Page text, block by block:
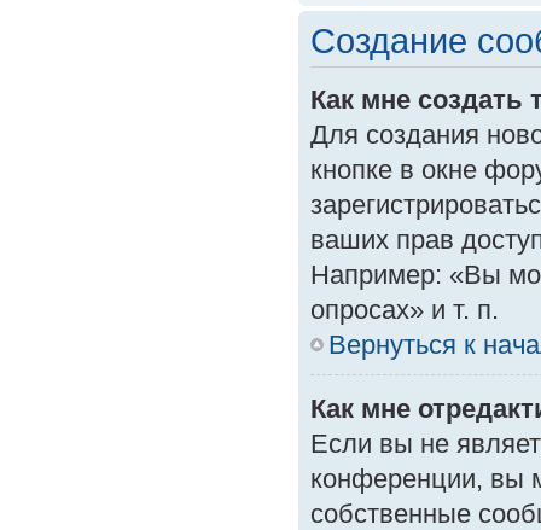
Создание
Как мне создать
Для создания
кнопке в окне
ваших прав
Например: «Вы
опросах» и т. п.
Вернуться к
Как мне
Если вы не
конференции, вы
собственные